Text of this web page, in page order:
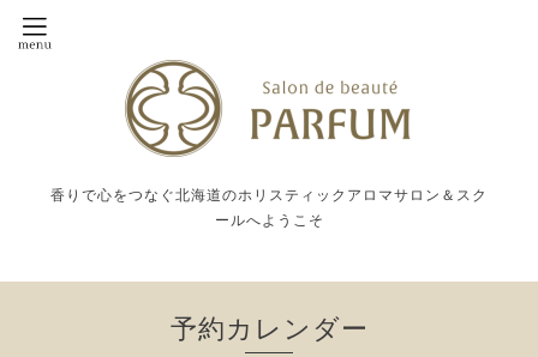
香りで心をつなぐ北海道のホリスティックアロマサロン＆スク
ールへようこそ
予約カレンダー